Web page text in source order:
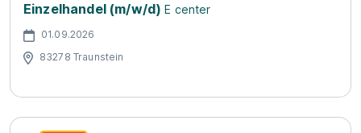
Einzelhandel (m/w/d) E center
01.09.2026
83278 Traunstein